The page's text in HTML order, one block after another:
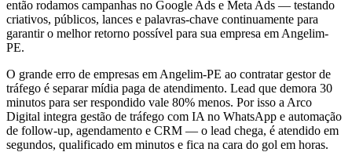
então rodamos campanhas no Google Ads e Meta Ads — testando
criativos, públicos, lances e palavras-chave continuamente para
garantir o melhor retorno possível para sua empresa em Angelim-
PE.
O grande erro de empresas em Angelim-PE ao contratar gestor de
tráfego é separar mídia paga de atendimento. Lead que demora 30
minutos para ser respondido vale 80% menos. Por isso a Arco
Digital integra gestão de tráfego com IA no WhatsApp e automação
de follow-up, agendamento e CRM — o lead chega, é atendido em
segundos, qualificado em minutos e fica na cara do gol em horas.